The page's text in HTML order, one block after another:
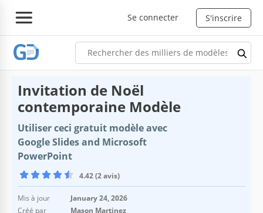
Se connecter S'inscrire
Invitation de Noël
contemporaine Modèle
Utiliser ceci gratuit modèle avec
Google Slides and Microsoft
PowerPoint
4.42 (2 avis)
Mis à jour
January 24, 2026
Créé par
Mason Martinez